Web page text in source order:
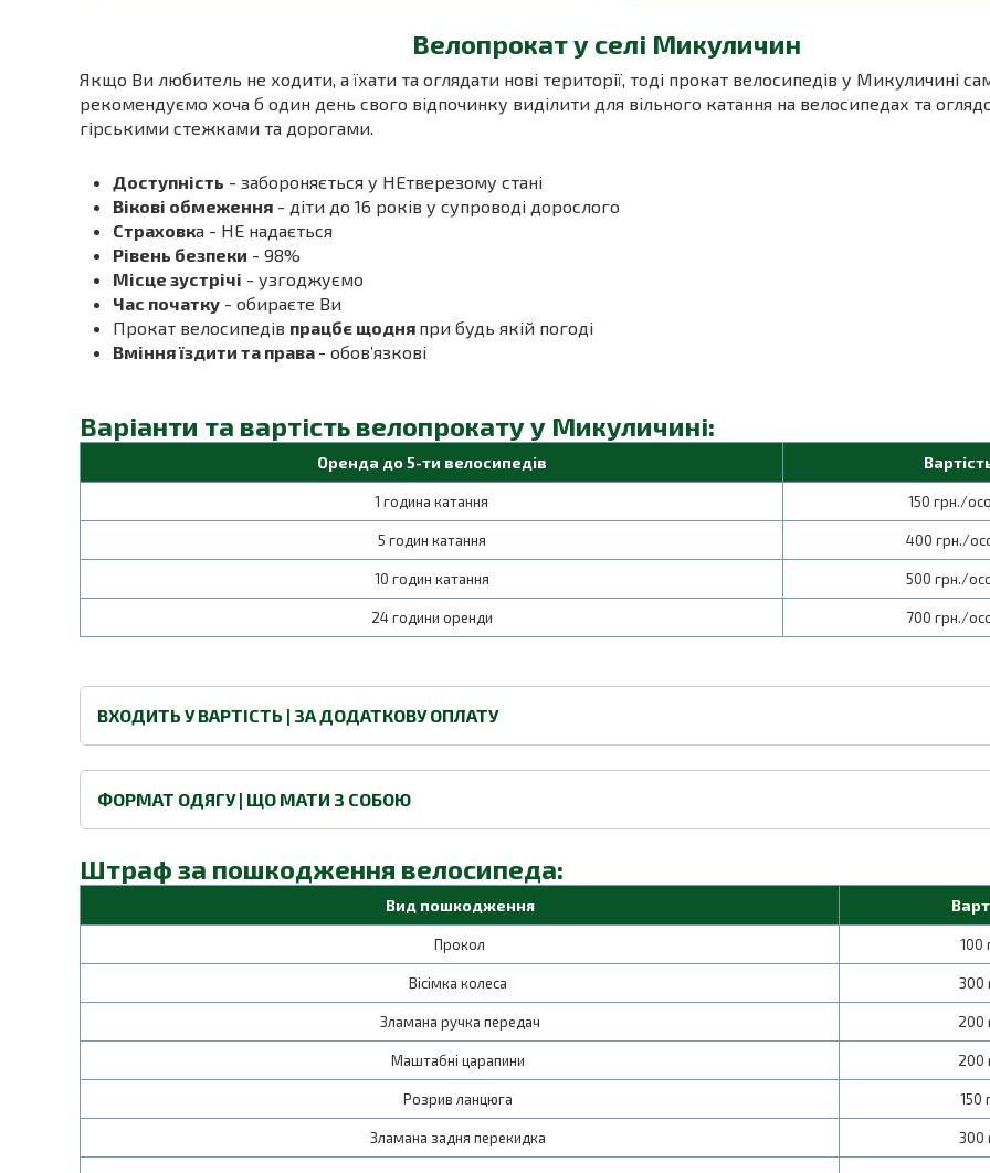
Велопрокат у селі Микуличин
Якщо Ви любитель не ходити, а їхати та оглядати нові території, тоді прокат велосипедів у Микуличині
рекомендуємо хоча б один день свого відпочинку виділити для вільного катання на велосипедах та
гірськими стежками та дорогами.
Доступність - забороняється у НЕтверезому стані
Вікові обмеження - діти до 16 років у супроводі дорослого
Страховка - НЕ надається
Рівень безпеки - 98%
Місце зустрічі - узгоджуємо
Час початку - обираєте Ви
Прокат велосипедів працбє щодня при будь якій погоді
Вміння їздити та права - обов’язкові
Варіанти та вартість велопрокату у Микуличині:
Оренда до 5-ти велосипедів
1 година катання 150 грн./
5 годин катання 400 грн./
10 годин катання 500 грн./
24 години оренди 700 грн./
ВХОДИТЬ У ВАРТІСТЬ | ЗА ДОДАТКОВУ ОПЛАТУ
ФОРМАТ ОДЯГУ | ЩО МАТИ З СОБОЮ
Штраф за пошкодження велосипеда:
Вид пошкодження
Прокол 100
Вісімка колеса 300
Зламана ручка передач 200
Маштабнi царапини 200
Розрив ланцюга 150
Зламана задня перекидка 300